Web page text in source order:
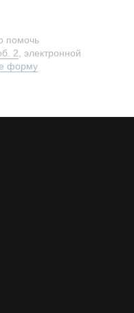
помочь
2 , электронной
форму